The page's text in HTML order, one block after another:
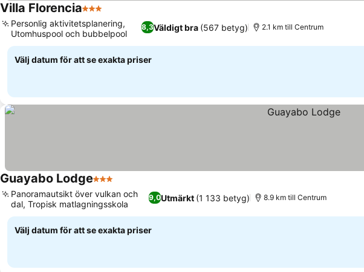
Villa Florencia3 Stjärnor
8,3Väldigt bra (567 betyg)
Personlig aktivitetsplanering,
Utomhuspool och bubbelpool
2.1 km till Centrum
Välj datum för att se exakta priser
Guayabo Lodge3 Stjärnor
9,0Utmärkt (1 133 betyg)
Panoramautsikt över vulkan och
dal, Tropisk matlagningsskola
8.9 km till Centrum
Välj datum för att se exakta priser